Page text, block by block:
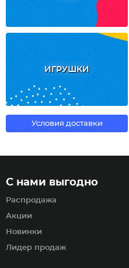
ИГРУШКИ
Условия доставки
С нами выгодно
Распродажа
Акции
Новинки
Лидер продаж